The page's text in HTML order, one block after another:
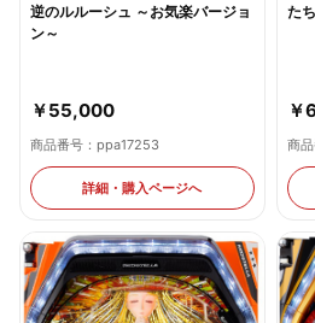
逆のルルーシュ ～お気楽バージョ
ン～
￥55,000
商品番号：ppa17253
詳細・購入ページへ
たち
￥
商